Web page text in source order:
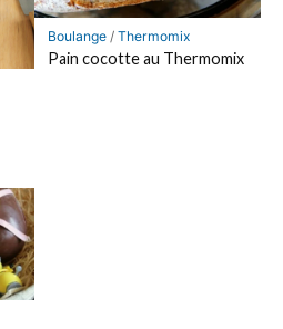
Boulange/ Thermomix
Pain cocotte au Thermomix